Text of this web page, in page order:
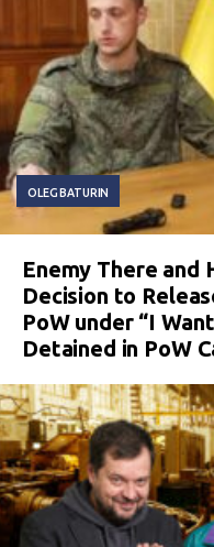
OLEG BATURIN
Enemy There and
Decision to
PoW under “I
Detained in PoW